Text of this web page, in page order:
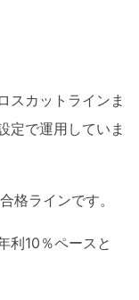
スカットラインま
定で運用していま
格ラインです。
利10％ペースと